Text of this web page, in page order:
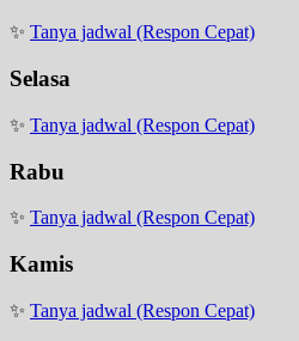
✨ Tanya jadwal (Respon Cepat)
Selasa
✨ Tanya jadwal (Respon Cepat)
Rabu
✨ Tanya jadwal (Respon Cepat)
Kamis
✨ Tanya jadwal (Respon Cepat)